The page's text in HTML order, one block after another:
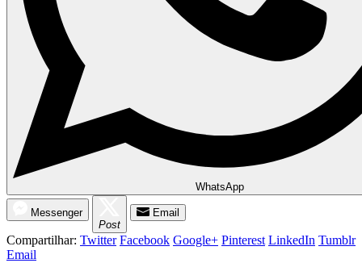
WhatsApp
Messenger
Post
Email
Compartilhar: Twitter Facebook Google+ Pinterest LinkedIn Tumblr
Email